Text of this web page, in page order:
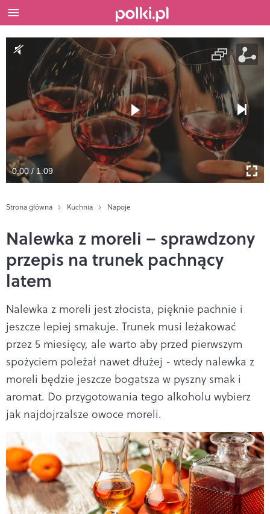
0:00 / 1:09
Strona główna Kuchnia Napoje
Nalewka z moreli – sprawdzony
przepis na trunek pachnący
latem
Nalewka z moreli jest złocista, pięknie pachnie i
jeszcze lepiej smakuje. Trunek musi leżakować
przez 5 miesięcy, ale warto aby przed pierwszym
spożyciem poleżał nawet dłużej - wtedy nalewka z
moreli będzie jeszcze bogatsza w pyszny smak i
aromat. Do przygotowania tego alkoholu wybierz
jak najdojrzalsze owoce moreli.